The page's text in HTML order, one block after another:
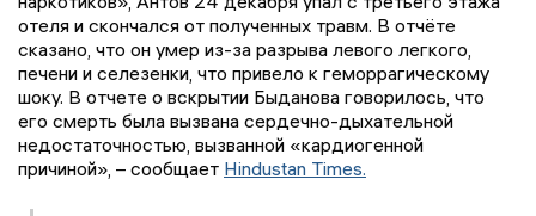
отеля и скончался от полученных травм. В отчёте
сказано, что он умер из-за разрыва левого легкого,
печени и селезенки, что привело к геморрагическому
шоку. В отчете о вскрытии Быданова говорилось, что
его смерть была вызвана сердечно-дыхательной
недостаточностью, вызванной «кардиогенной
причиной», – сообщает Hindustan Times.